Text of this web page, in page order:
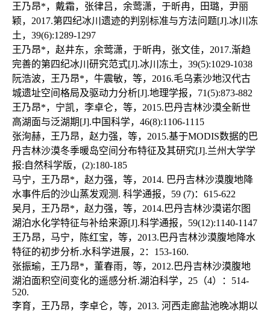
王乃昂*，戴霜，张律吕，余莺潇，于昕冉，田璐，尹丽
颖，2017.第四纪冰川遗迹的判别标准与方法问题[J].冰川冻
土，39(6):1289-1297
王乃昂*，赵井东，余莺潇，于昕冉，张文佳，2017.渐趋
完善的第四纪冰川研究范式[J].冰川冻土，39(5):1029-1038
阮浩波，王乃昂*，牛震敏，等，2016.毛乌素沙地汉代古
城遗址空间格局及驱动力分析[J].地理学报，71(5):873-882
王乃昂*，宁凯，李卓仑，等，2015.巴丹吉林沙漠全新世
高湖面与泛湖期[J].中国科学，46(8):1106-1115
张洵赫，王乃昂，赵力强，等，2015.基于MODIS数据的巴
丹吉林沙漠冬季暖岛空间分布特征及其研究[J].兰州大学学
报:自然科学版，(2):180-185
马宁，王乃昂*，赵力强，等，2014. 巴丹吉林沙漠腹地降
水事件后的沙山蒸发观测. 科学通报，59 (7)：615-622
吴月，王乃昂*，赵力强，等，2014.巴丹吉林沙漠诺尔图
湖泊水化学特征与补给来源[J].科学通报，59(12):1140-1147
王乃昂，马宁，陈红宝，等，2013.巴丹吉林沙漠腹地降水
特征的初步分析.水科学进展，2：153-160.
张振瑜，王乃昂*，董春雨，等，2012.巴丹吉林沙漠腹地
湖泊面积空间变化的遥感分析.湖泊科学，25（4）：514-
520.
李育，王乃昂，李卓仑，等，2013. 河西走廊盐池晚冰期以